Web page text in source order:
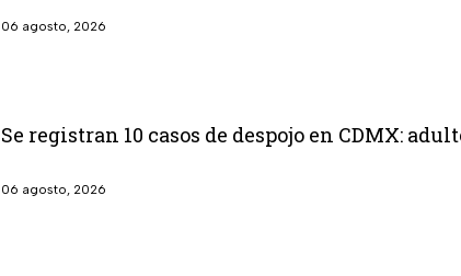
06 agosto, 2026
Se registran 10 casos de despojo en CDMX:
06 agosto, 2026